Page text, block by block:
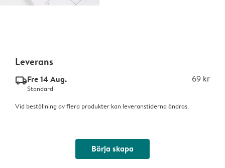
Leverans
delivery_standard_v2Fre 14 Aug. 69 kr
Standard
Vid beställning av flera produkter kan leveranstiderna ändras.
Börja skapa